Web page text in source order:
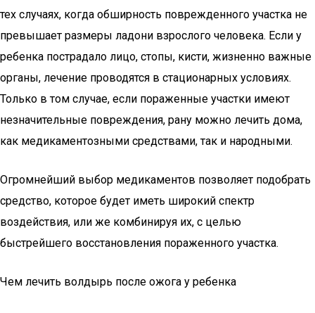
тех случаях, когда обширность поврежденного участка не
превышает размеры ладони взрослого человека. Если у
ребенка пострадало лицо, стопы, кисти, жизненно важные
органы, лечение проводятся в стационарных условиях.
Только в том случае, если пораженные участки имеют
незначительные повреждения, рану можно лечить дома,
как медикаментозными средствами, так и народными.
Огромнейший выбор медикаментов позволяет подобрать
средство, которое будет иметь широкий спектр
воздействия, или же комбинируя их, с целью
быстрейшего восстановления пораженного участка.
Чем лечить волдырь после ожога у ребенка